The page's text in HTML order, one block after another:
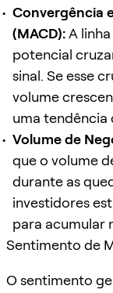
Convergência
(MACD):A
potencial
sinal. Se esse
volume
uma tendência
Volume de
que o volume
durante as
investidores
para acumular
Sentimento de
O sentimento